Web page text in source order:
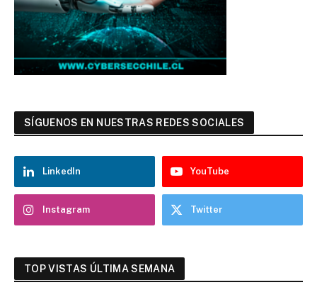
SÍGUENOS EN NUESTRAS REDES SOCIALES
LinkedIn YouTube
Instagram Twitter
TOP VISTAS ÚLTIMA SEMANA